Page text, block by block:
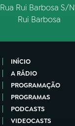
Rua Rui Barbosa S/
Rui Barbosa
INÍCIO
A RÁDIO
PROGRAMAÇÃO
PROGRAMAS
PODCASTS
VIDEOCASTS